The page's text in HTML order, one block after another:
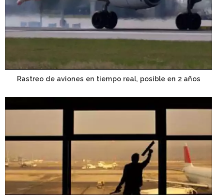
Rastreo de aviones en tiempo real, posible en 2 años